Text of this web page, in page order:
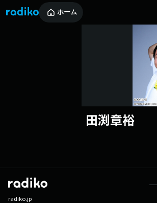
ホーム
田渕章裕
radiko.jp